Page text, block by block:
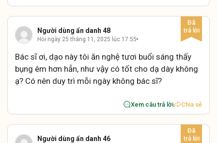
Người dùng ẩn danh 48
Hỏi ngày 25 tháng 11, 2025 lúc 17:55
Bác sĩ ơi, dạo này tôi ăn nghệ tươi buổi sáng thấy
bụng êm hơn hẳn, như vậy có tốt cho dạ dày không
ạ? Có nên duy trì mỗi ngày không bác sĩ?
Xem câu trả lời Chia sẻ
Người dùng ẩn danh 46